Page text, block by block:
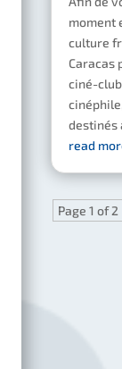
moment
culture
Caracas
ciné-
destinés
read
Page 1 of 2